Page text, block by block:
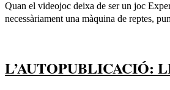
Quan el videojoc deixa de ser un joc
necessàriament una màquina de reptes,
L’AUTOPUBLICACIÓ: